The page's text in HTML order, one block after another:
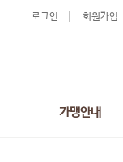
로그인 회원가입
가맹안내